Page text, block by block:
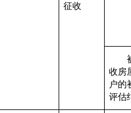
征收
收房
户的
评估